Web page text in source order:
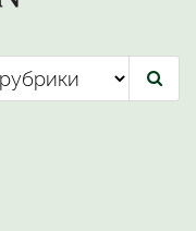
центр
центр, Растения
для вашего сада